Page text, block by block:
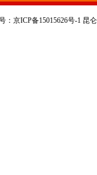
：京ICP备15015626号-1 昆